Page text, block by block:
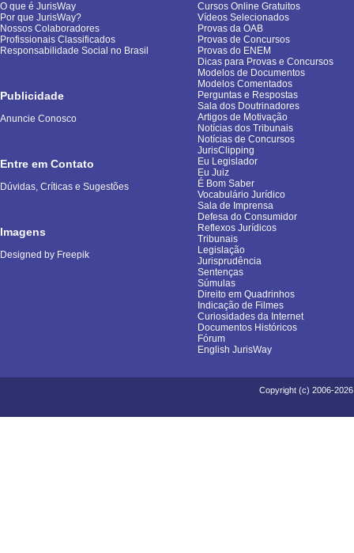
O que é JurisWay
Por que JurisWay?
Nossos Colaboradores
Profissionais Classificados
Responsabilidade Social no Brasil
Publicidade
Anuncie Conosco
Entre em Contato
Dúvidas, Críticas e Sugestões
Imagens
Designed by Freepik
Cursos Online Gratuitos
Vídeos Selecionados
Provas da OAB
Provas de Concursos
Provas do ENEM
Dicas para Provas e Concursos
Modelos de Documentos
Modelos Comentados
Perguntas e Respostas
Sala dos Doutrinadores
Artigos de Motivação
Notícias dos Tribunais
Notícias de Concursos
JurisClipping
Eu Legislador
Eu Juiz
É Bom Saber
Vocabulário Jurídico
Sala de Imprensa
Defesa do Consumidor
Reflexos Jurídicos
Tribunais
Legislação
Jurisprudência
Sentenças
Súmulas
Direito em Quadrinhos
Indicação de Filmes
Curiosidades da Internet
Documentos Históricos
Fórum
English JurisWay
Copyright (c) 2006-